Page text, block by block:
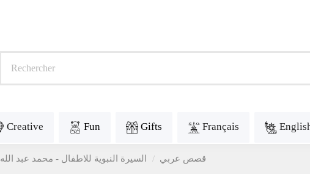
Creative Fun Gifts Français
Contes en arabe - قصص عربي السيرة النبوية للاطفال - محمد عبد الله